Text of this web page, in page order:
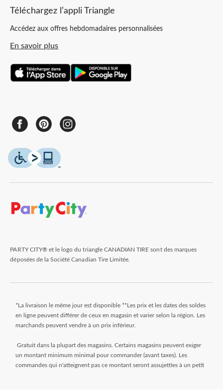
Téléchargez l’appli Triangle
Accédez aux offres hebdomadaires personnalisées
En savoir plus
PARTY CITY® et le logo du triangle CANADIAN TIRE sont des marques
déposées de la Société Canadian Tire Limitée.
*La livraison le même jour est disponible **Les prix et les dates des soldes
en ligne peuvent différer de ceux en magasin et varier selon la région. Les
marchands peuvent vendre à un prix inférieur.
Gratuit dans la plupart des magasins. Certains magasins peuvent exiger
un montant minimum minimal pour commander (avant taxes). Les
commandes qui n'atteignent pas ce montant seront assujetties à un petit